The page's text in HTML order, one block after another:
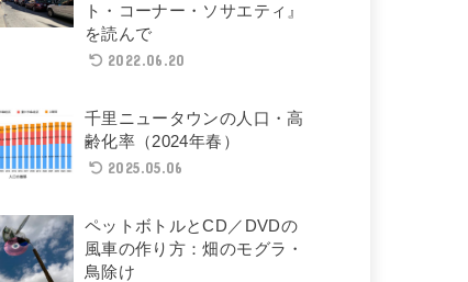
ト・コーナー・ソサエティ』
を読んで
2022.06.20
千里ニュータウンの人口・高
齢化率（2024年春）
2025.05.06
ペットボトルとCD／DVDの
風車の作り方：畑のモグラ・
鳥除け